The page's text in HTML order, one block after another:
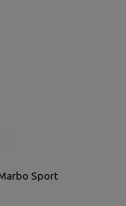
Sport